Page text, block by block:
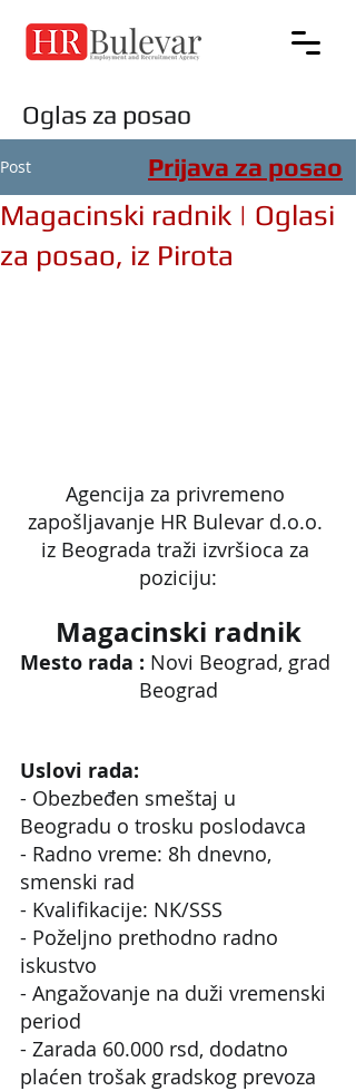
Oglas za posao
Post
Magacinski radnik | Oglasi
za posao, iz Pirota
Agencija za privremeno
zapošljavanje HR Bulevar d.o.o.
iz Beograda traži izvršioca za
poziciju:
Magacinski radnik
Mesto rada : Novi Beograd, grad
Beograd
Uslovi rada:
- Obezbeđen smeštaj u
Beogradu o trosku poslodavca
- Radno vreme: 8h dnevno,
smenski rad
- Kvalifikacije: NK/SSS
- Poželjno prethodno radno
iskustvo
- Angažovanje na duži vremenski
period
- Zarada 60.000 rsd, dodatno
plaćen trošak gradskog prevoza
Prijava za posao